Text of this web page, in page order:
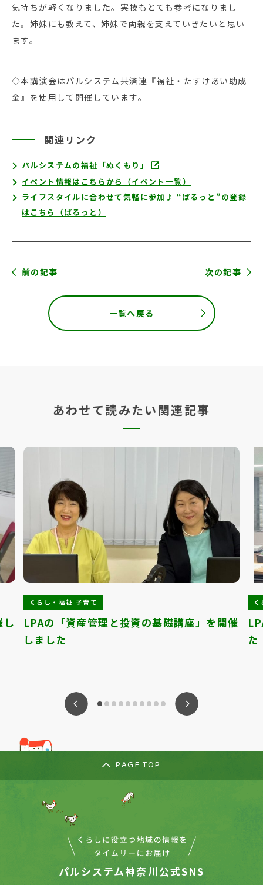
気持ちが軽くなりました。実技もとても参考になりまし
た。姉妹にも教えて、姉妹で両親を支えていきたいと思い
ます。
◇本講演会はパルシステム共済連『福祉・たすけあい助成
金』を使用して開催しています。
関連リンク
パルシステムの福祉「ぬくもり」
イベント情報はこちらから（イベント一覧）
ライフスタイルに合わせて気軽に参加♪ “ぱるっと”の登録
はこちら（ぱるっと）
前の記事 次の記事
一覧へ戻る
あわせて読みたい関連記事
し
くらし・福祉 子育て
LPAの「資産管理と投資の基礎講座」を開催
しました
た
PAGE TOP
パルシステム神奈川公式SNS